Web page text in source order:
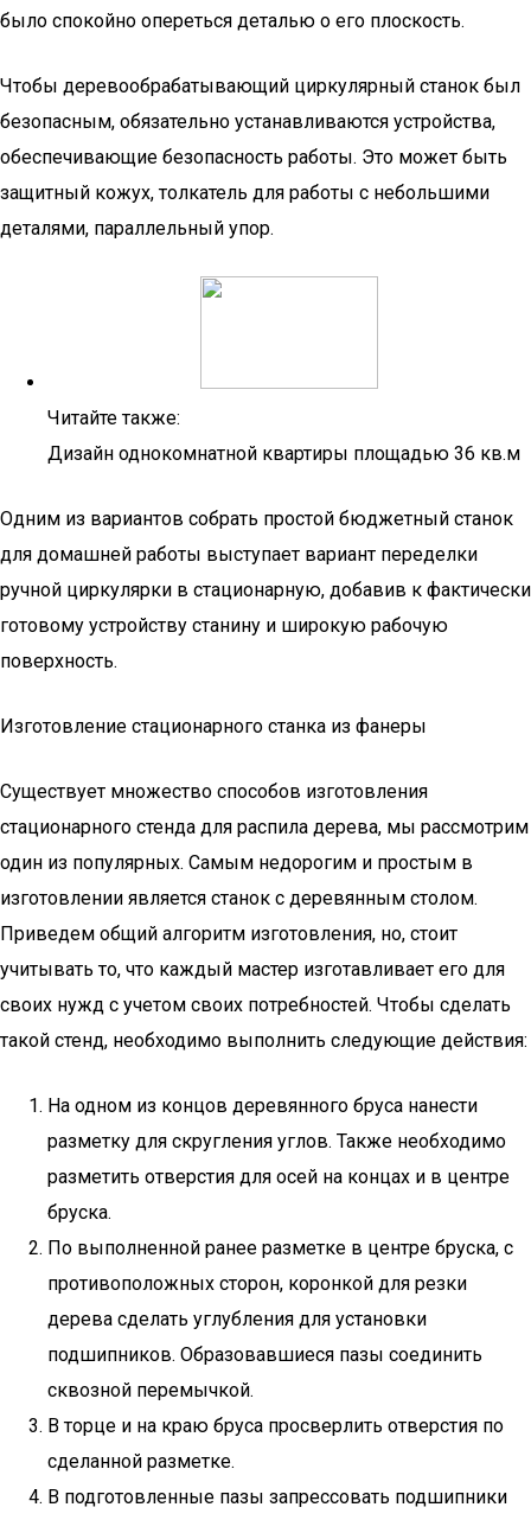
было спокойно опереться деталью о его плоскость.
Чтобы деревообрабатывающий циркулярный станок был
безопасным, обязательно устанавливаются устройства,
обеспечивающие безопасность работы. Это может быть
защитный кожух, толкатель для работы с небольшими
деталями, параллельный упор.
Читайте также:
Дизайн однокомнатной квартиры площадью 36 кв.м
Одним из вариантов собрать простой бюджетный станок
для домашней работы выступает вариант переделки
ручной циркулярки в стационарную, добавив к фактически
готовому устройству станину и широкую рабочую
поверхность.
Изготовление стационарного станка из фанеры
Существует множество способов изготовления
стационарного стенда для распила дерева, мы рассмотрим
один из популярных. Самым недорогим и простым в
изготовлении является станок с деревянным столом.
Приведем общий алгоритм изготовления, но, стоит
учитывать то, что каждый мастер изготавливает его для
своих нужд с учетом своих потребностей. Чтобы сделать
такой стенд, необходимо выполнить следующие действия:
На одном из концов деревянного бруса нанести
разметку для скругления углов. Также необходимо
разметить отверстия для осей на концах и в центре
бруска.
По выполненной ранее разметке в центре бруска, с
противоположных сторон, коронкой для резки
дерева сделать углубления для установки
подшипников. Образовавшиеся пазы соединить
сквозной перемычкой.
В торце и на краю бруса просверлить отверстия по
сделанной разметке.
В подготовленные пазы запрессовать подшипники